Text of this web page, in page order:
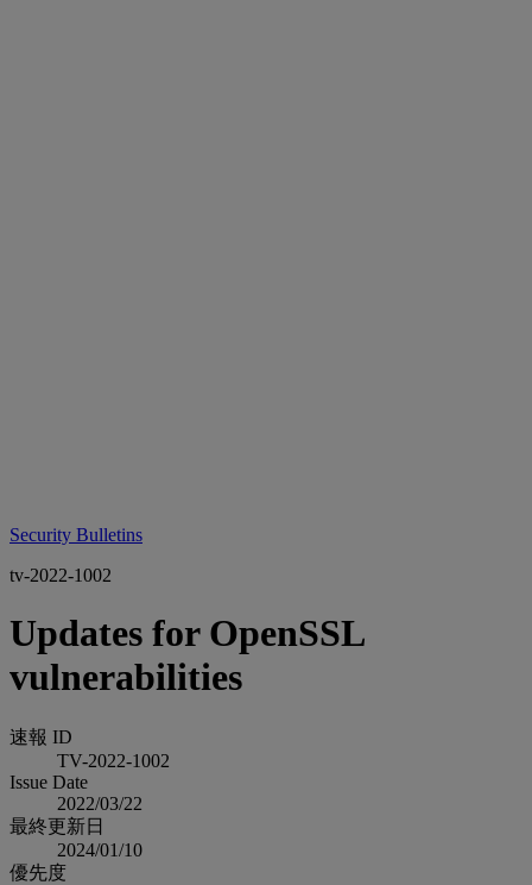
Security Bulletins
tv-2022-1002
Updates for OpenSSL
vulnerabilities
速報 ID
TV-2022-1002
Issue Date
2022/03/22
最終更新日
2024/01/10
優先度